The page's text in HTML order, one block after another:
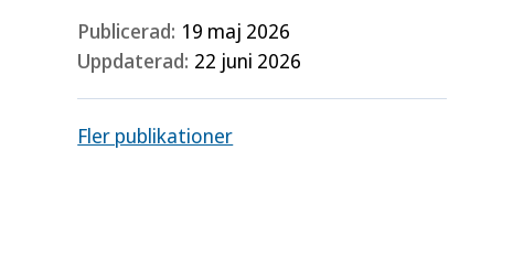
Publicerad: 19 maj 2026
Uppdaterad: 22 juni 2026
Fler publikationer